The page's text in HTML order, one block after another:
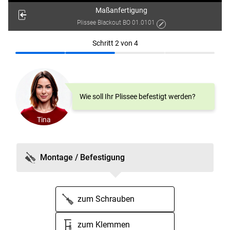
Maßanfertigung
Plissee Blackout BO 01.0101
Schritt 2 von 4
Tina
Wie soll Ihr Plissee befestigt werden?
Montage / Befestigung
zum Schrau­ben
zum Klem­men